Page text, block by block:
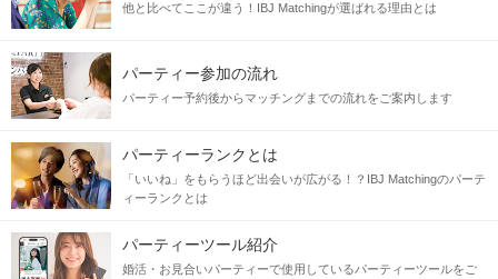
他と比べてここが違う！IBJ Matchingが選ばれる理由とは
パーティー参加の流れ
パーティー予約後からマッチングまでの流れをご案内します
パーティーランクとは
「いいね」をもらうほど出会いが広がる！？IBJ Matchingのパーテ
ィーランクとは
パーティーツール紹介
婚活・お見合いパーティーで使用しているパーティーツールをご